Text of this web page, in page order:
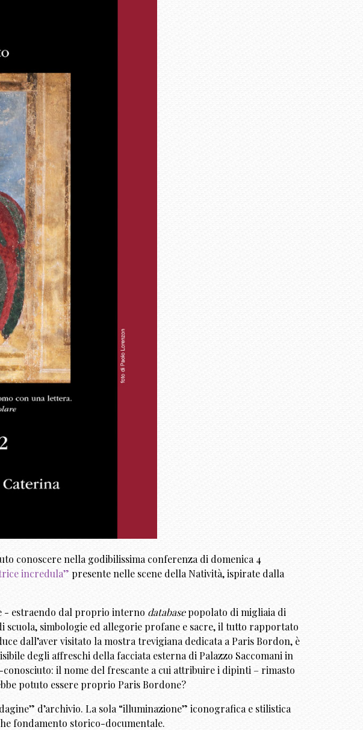
conoscere nella godibilissima conferenza di domenica 4
incredula” presente nelle scene della Natività, ispirate dalla
- estraendo dal proprio interno databasepopolato di migliaia di
simbologie ed allegorie profane e sacre, il tutto rapportato
dall’aver visitato la mostra trevigiana dedicata a Paris Bordon, è
degli affreschi della facciata esterna di Palazzo Saccomani in
il nome del frescante a cui attribuire i dipinti – rimasto
potuto essere proprio Paris Bordone?
d’archivio. La sola “illuminazione” iconografica e stilistica
fondamento storico-documentale.